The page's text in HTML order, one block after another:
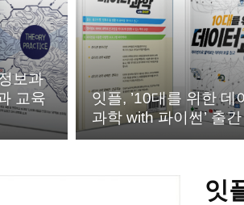
보과
교육
잇플, ’10대를 위한 데
과학 with 파이썬’ 출간
잇